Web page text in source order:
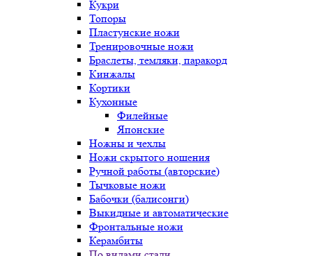
Кукри
Топоры
Пластунские ножи
Тренировочные ножи
Браслеты, темляки, паракорд
Кинжалы
Кортики
Кухонные
Филейные
Японские
Ножны и чехлы
Ножи скрытого ношения
Ручной работы (авторские)
Тычковые ножи
Бабочки (балисонги)
Выкидные и автоматические
Фронтальные ножи
Керамбиты